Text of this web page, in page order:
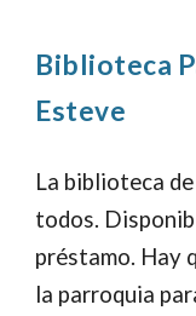
Biblioteca
Esteve
La biblioteca
todos.
préstamo. Hay
la parroquia